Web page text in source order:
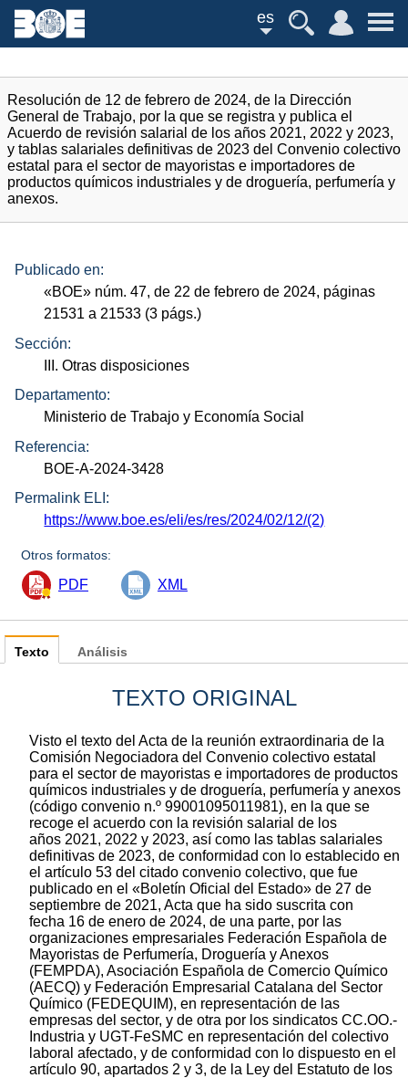
es
Resolución de 12 de febrero de 2024, de la Dirección
General de Trabajo, por la que se registra y publica el
Acuerdo de revisión salarial de los años 2021, 2022 y 2023,
y tablas salariales definitivas de 2023 del Convenio colectivo
estatal para el sector de mayoristas e importadores de
productos químicos industriales y de droguería, perfumería y
anexos.
Publicado en:
«BOE» núm. 47, de 22 de febrero de 2024, páginas
21531 a 21533 (3 págs.)
Sección:
III. Otras disposiciones
Departamento:
Ministerio de Trabajo y Economía Social
Referencia:
BOE-A-2024-3428
Permalink ELI:
https://www.boe.es/eli/es/res/2024/02/12/(2)
Otros formatos:
PDF XML
Texto
TEXTO ORIGINAL
Visto el texto del Acta de la reunión extraordinaria de la
Comisión Negociadora del Convenio colectivo estatal
para el sector de mayoristas e importadores de productos
químicos industriales y de droguería, perfumería y anexos
(código convenio n.º 99001095011981), en la que se
recoge el acuerdo con la revisión salarial de los
años 2021, 2022 y 2023, así como las tablas salariales
definitivas de 2023, de conformidad con lo establecido en
el artículo 53 del citado convenio colectivo, que fue
publicado en el «Boletín Oficial del Estado» de 27 de
septiembre de 2021, Acta que ha sido suscrita con
fecha 16 de enero de 2024, de una parte, por las
organizaciones empresariales Federación Española de
Mayoristas de Perfumería, Droguería y Anexos
(FEMPDA), Asociación Española de Comercio Químico
(AECQ) y Federación Empresarial Catalana del Sector
Químico (FEDEQUIM), en representación de las
empresas del sector, y de otra por los sindicatos CC.OO.-
Industria y UGT-FeSMC en representación del colectivo
laboral afectado, y de conformidad con lo dispuesto en el
artículo 90, apartados 2 y 3, de la Ley del Estatuto de los
Análisis